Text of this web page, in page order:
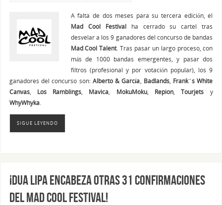
A falta de dos meses para su tercera edición, el
Mad Cool Festivalha cerrado su cartel tras
desvelar a los 9 ganadores del concurso de bandas
Mad Cool Talent. Tras pasar un largo proceso, con
más de 1000 bandas emergentes, y pasar dos
filtros (profesional y por votación popular), los 9
ganadores del concurso son: Alberto & García Badlands, Frank´s White
Canvas, Los Ramblings Mavica MokuMoku, Repion,Tourjets y
WhyWhyka.
SIGUE LEYENDO
¡Dua Lipa encabeza otras 31 confirmaciones
del Mad Cool Festival!